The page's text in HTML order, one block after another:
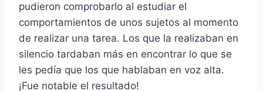
pudieron comprobarlo al estudiar el
comportamientos de unos sujetos al momento
de realizar una tarea. Los que la realizaban en
silencio tardaban más en encontrar lo que se
les pedía que los que hablaban en voz alta.
¡Fue notable el resultado!